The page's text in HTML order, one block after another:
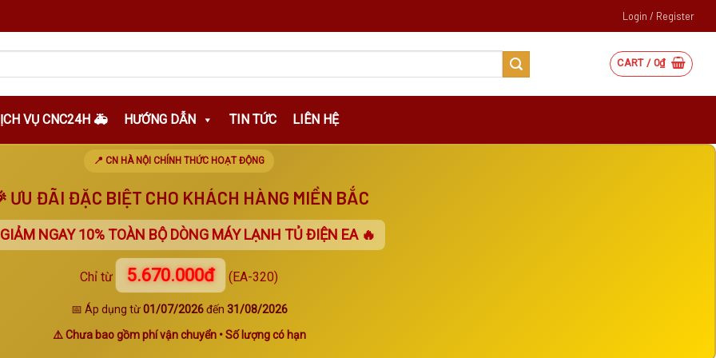
Login / Register
CART / 0₫
VỤ CNC24H 🚑 HƯỚNG DẪN TIN TỨC LIÊN HỆ
📍 CN HÀ NỘI CHÍNH THỨC HOẠT ĐỘNG
ƯU ĐÃI ĐẶC BIỆT CHO KHÁCH HÀNG MIỀN BẮC
NGAY10% TOÀN BỘ DÒNG MÁY LẠNH TỦ ĐIỆN EA 🔥
Chỉ từ 5.670.000đ (EA-320)
📅 Áp dụng từ01/07/2026đến 31/08/2026
⚠️ Chưa bao gồm phí vận chuyển • Số lượng có hạn